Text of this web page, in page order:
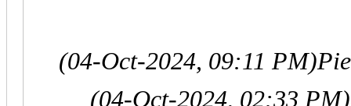
(04-Oct-2024, 09:11 PM)
(04-Oct-2024, 02:33 PM)